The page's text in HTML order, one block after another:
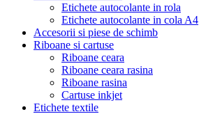
Etichete autocolante in rola
Etichete autocolante in cola A4
Accesorii si piese de schimb
Riboane si cartuse
Riboane ceara
Riboane ceara rasina
Riboane rasina
Cartuse inkjet
Etichete textile